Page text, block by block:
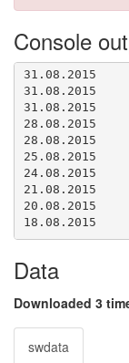
Console
04.09.2015
Data
Downloaded 3
swdata